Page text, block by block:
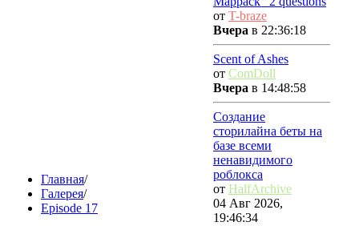
Главная/
Галерея/
Episode 17
от T-braze
Вчера в 22:36:18
Scent of Ashes
от ComDoll
Вчера в 14:48:58
Создание
сторилайна беты на
базе всеми
ненавидимого
роблокса
от HalfArchive
04 Авг 2026,
19:46:34